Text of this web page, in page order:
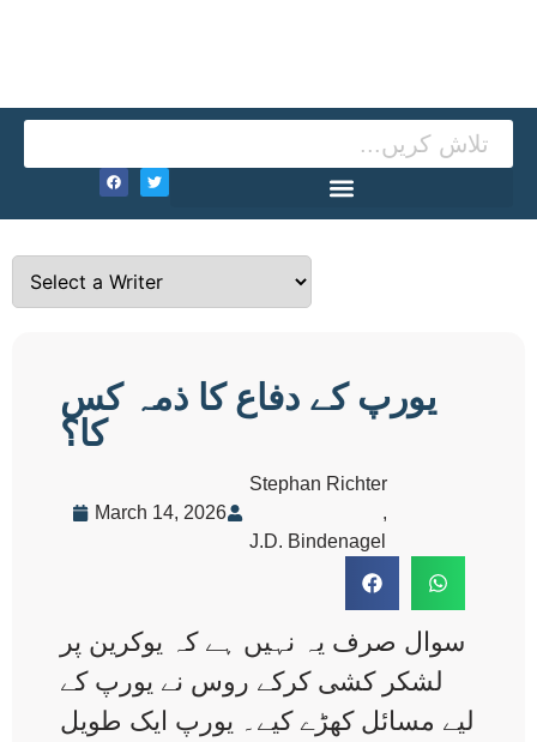
یورپ کے دفاع کا ذمہ کس
کا؟
March 14, 2026
Stephan Richter
,
J.D. Bindenagel
سوال صرف یہ نہیں ہے کہ یوکرین پر
لشکر کشی کرکے روس نے یورپ کے
لیے مسائل کھڑے کیے۔ یورپ ایک طویل